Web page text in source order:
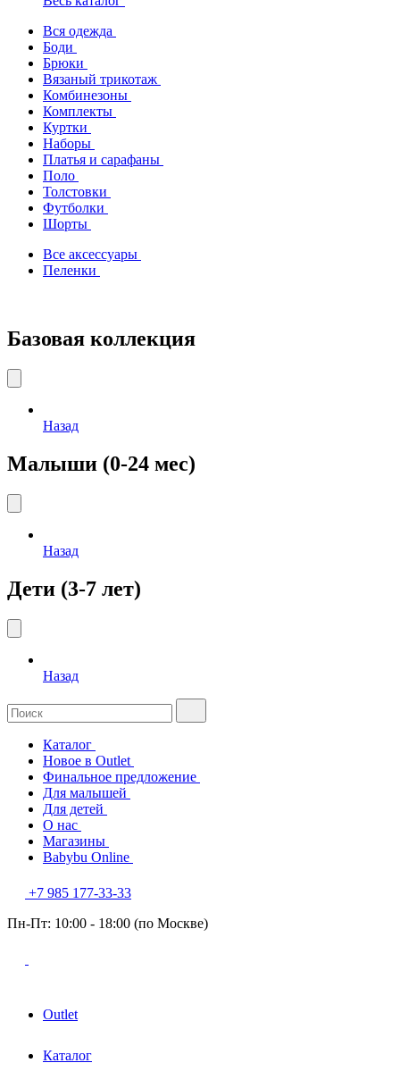
Вся одежда
Боди
Брюки
Вязаный трикотаж
Комбинезоны
Комплекты
Куртки
Наборы
Платья и сарафаны
Поло
Толстовки
Футболки
Шорты
Все аксессуары
Пеленки
Базовая коллекция
Назад
Малыши (0-24 мес)
Назад
Дети (3-7 лет)
Назад
Каталог
Новое в Outlet
Финальное предложение
Для малышей
Для детей
О нас
Магазины
Babybu Online
+7 985 177-33-33
Пн-Пт: 10:00 - 18:00 (по Москве)
Outlet
Каталог